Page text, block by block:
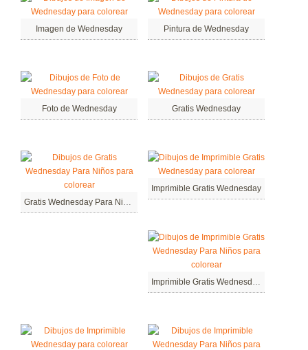
Imagen de Wednesday Pintura de Wednesday
Foto de Wednesday Gratis Wednesday
Gratis Wednesday Para Niños
Imprimible Gratis Wednesday
Imprimible Gratis Wednesday Para Niños